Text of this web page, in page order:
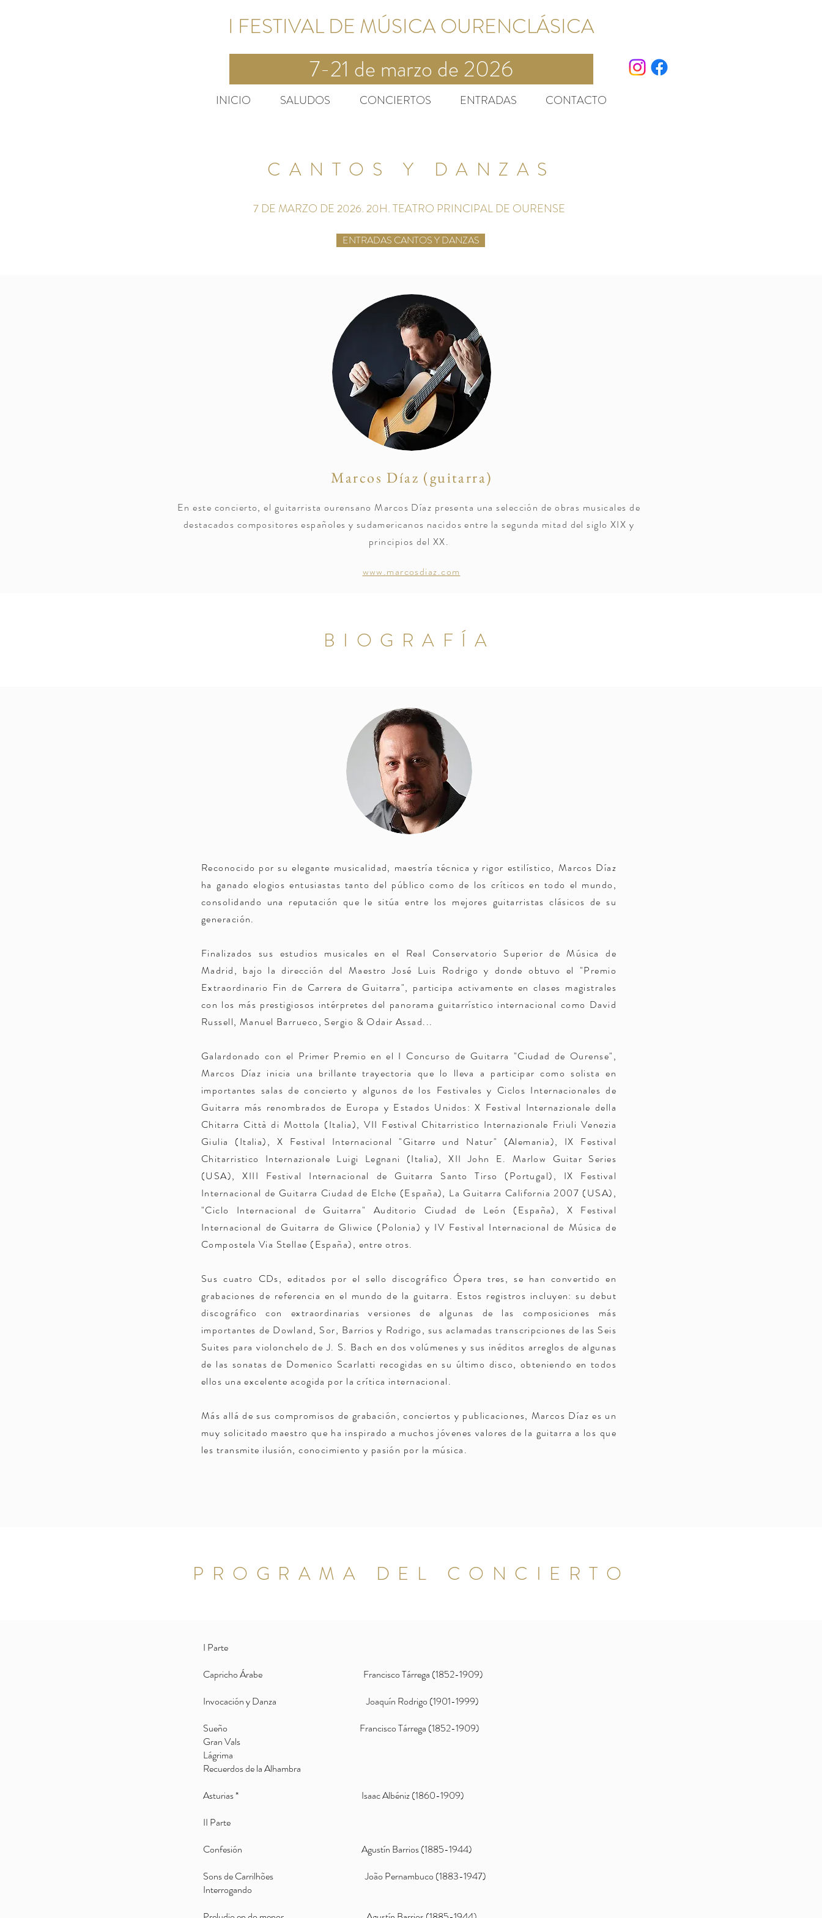
I FESTIVAL DE MÚSICA OURENCLÁSICA
INICIO SALUDOS CONCIERTOS ENTRADAS CONTACTO
7-21 de marzo de 2026
CANTOS Y DANZAS
7 DE MARZO DE 2026. 20H. TEATRO PRINCIPAL DE OURENSE
ENTRADAS CANTOS Y DANZAS
Marcos Díaz (guitarra)
En este concierto, el guitarrista ourensano Marcos Díaz presenta una selección de obras musicales de
destacados compositores españoles y sudamericanos nacidos entre la segunda mitad del siglo XIX y
principios del XX.
www.marcosdiaz.com
BIOGRAFÍA
Reconocido por su elegante musicalidad, maestría técnica y rigor estilístico, Marcos Díaz
ha ganado elogios entusiastas tanto del público como de los críticos en todo el mundo,
consolidando una reputación que le sitúa entre los mejores guitarristas clásicos de su
generación.
Finalizados sus estudios musicales en el Real Conservatorio Superior de Música de
Madrid, bajo la dirección del Maestro José Luis Rodrigo y donde obtuvo el "Premio
Extraordinario Fin de Carrera de Guitarra", participa activamente en clases magistrales
con los más prestigiosos intérpretes del panorama guitarrístico internacional como David
Russell, Manuel Barrueco, Sergio & Odair Assad...
Galardonado con el Primer Premio en el I Concurso de Guitarra "Ciudad de Ourense",
Marcos Díaz inicia una brillante trayectoria que lo lleva a participar como solista en
importantes salas de concierto y algunos de los Festivales y Ciclos Internacionales de
Guitarra más renombrados de Europa y Estados Unidos: X Festival Internazionale della
Chitarra Città di Mottola (Italia), VII Festival Chitarristico Internazionale Friuli Venezia
Giulia (Italia), X Festival Internacional "Gitarre und Natur" (Alemania), IX Festival
Chitarristico Internazionale Luigi Legnani (Italia), XII John E. Marlow Guitar Series
(USA), XIII Festival Internacional de Guitarra Santo Tirso (Portugal), IX Festival
Internacional de Guitarra Ciudad de Elche (España), La Guitarra California 2007 (USA),
"Ciclo Internacional de Guitarra" Auditorio Ciudad de León (España), X Festival
Internacional de Guitarra de Gliwice (Polonia) y IV Festival Internacional de Música de
Compostela Via Stellae (España), entre otros.
Sus cuatro CDs, editados por el sello discográfico Ópera tres, se han convertido en
grabaciones de referencia en el mundo de la guitarra. Estos registros incluyen: su debut
discográfico con extraordinarias versiones de algunas de las composiciones más
importantes de Dowland, Sor, Barrios y Rodrigo, sus aclamadas transcripciones de las Seis
Suites para violonchelo de J. S. Bach en dos volúmenes y sus inéditos arreglos de algunas
de las sonatas de Domenico Scarlatti recogidas en su último disco, obteniendo en todos
ellos una excelente acogida por la crítica internacional.
Más allá de sus compromisos de grabación, conciertos y publicaciones, Marcos Díaz es un
muy solicitado maestro que ha inspirado a muchos jóvenes valores de la guitarra a los que
les transmite ilusión, conocimiento y pasión por la música.
PROGRAMA DEL CONCIERTO
I Parte
Capricho Árabe Francisco Tárrega (1852-1909)
Invocación y Danza Joaquín Rodrigo (1901-1999)
Sueño Francisco Tárrega (1852-1909)
Gran Vals
Lágrima
Recuerdos de la Alhambra
Asturias * Isaac Albéniz (1860-1909)
II Parte
Confesión Agustín Barrios (1885-1944)
Sons de Carrilhões João Pernambuco (1883-1947)
Interrogando